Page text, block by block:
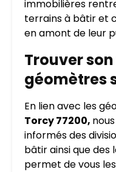
immobilières
terrains à bâtir et
en amont de leur
Trouver
géomètres
En lien avec les
Torcy 77200,
informés des
bâtir ainsi que des
permet de vous